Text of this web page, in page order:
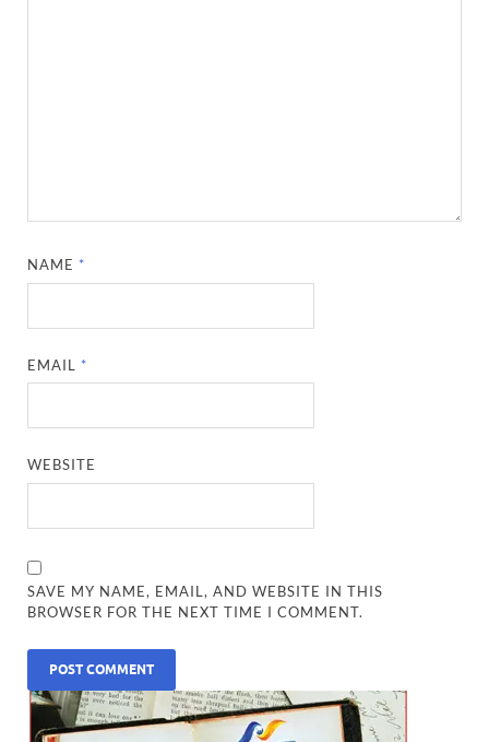
NAME *
EMAIL *
WEBSITE
SAVE MY NAME, EMAIL, AND WEBSITE IN THIS
BROWSER FOR THE NEXT TIME I COMMENT.